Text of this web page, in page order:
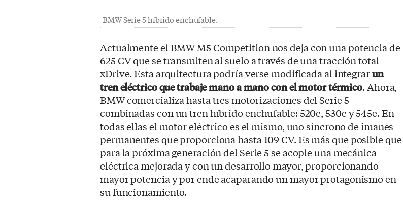
BMW Serie 5 híbrido enchufable.
Actualmente el BMW M5 Competition nos deja con una potencia de
625 CV que se transmiten al suelo a través de una tracción total
xDrive. Esta arquitectura podría verse modificada al integrarun
tren eléctrico que trabaje mano a mano con el motor térmico. Ahora,
BMW comercializa hasta tres motorizaciones del Serie 5
combinadas con un tren híbrido enchufable: 520e, 530e y 545e. En
todas ellas el motor eléctrico es el mismo, uno síncrono de imanes
permanentes que proporciona hasta 109 CV. Es más que posible que
para la próxima generación del Serie 5 se acople una mecánica
eléctrica mejorada y con un desarrollo mayor, proporcionando
mayor potencia y por ende acaparando un mayor protagonismo en
su funcionamiento.